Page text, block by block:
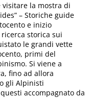
visitare la mostra di
– Storiche guide
e inizio
storica sui
le grandi vette
primi del
Si viene a
fino ad allora
gli Alpinisti
accompagnato da